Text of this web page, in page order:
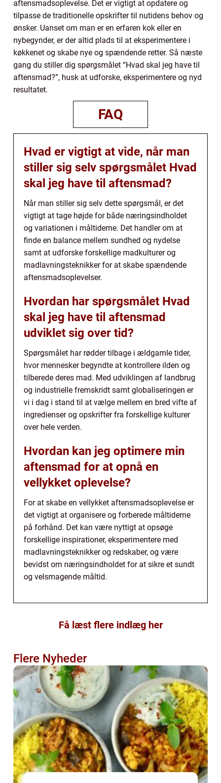
aftensmadsoplevelse. Det er vigtigt at opdatere og
tilpasse de traditionelle opskrifter til nutidens behov og
ønsker. Uanset om man er en erfaren kok eller en
nybegynder, er der altid plads til at eksperimentere i
køkkenet og skabe nye og spændende retter. Så næste
gang du stiller dig spørgsmålet “Hvad skal jeg have til
aftensmad?”, husk at udforske, eksperimentere og nyd
resultatet.
FAQ
Hvad er vigtigt at vide, når man
stiller sig selv spørgsmålet Hvad
skal jeg have til aftensmad?
Når man stiller sig selv dette spørgsmål, er det
vigtigt at tage højde for både næringsindholdet
og variationen i måltiderne. Det handler om at
finde en balance mellem sundhed og nydelse
samt at udforske forskellige madkulturer og
madlavningsteknikker for at skabe spændende
aftensmadsoplevelser.
Hvordan har spørgsmålet Hvad
skal jeg have til aftensmad
udviklet sig over tid?
Spørgsmålet har rødder tilbage i ældgamle tider,
hvor mennesker begyndte at kontrollere ilden og
tilberede deres mad. Med udviklingen af landbrug
og industrielle fremskridt samt globaliseringen er
vi i dag i stand til at vælge mellem en bred vifte af
ingredienser og opskrifter fra forskellige kulturer
over hele verden.
Hvordan kan jeg optimere min
aftensmad for at opnå en
vellykket oplevelse?
For at skabe en vellykket aftensmadsoplevelse er
det vigtigt at organisere og forberede måltiderne
på forhånd. Det kan være nyttigt at opsøge
forskellige inspirationer, eksperimentere med
madlavningsteknikker og redskaber, og være
bevidst om næringsindholdet for at sikre et sundt
og velsmagende måltid.
Få læst flere indlæg her
Flere Nyheder